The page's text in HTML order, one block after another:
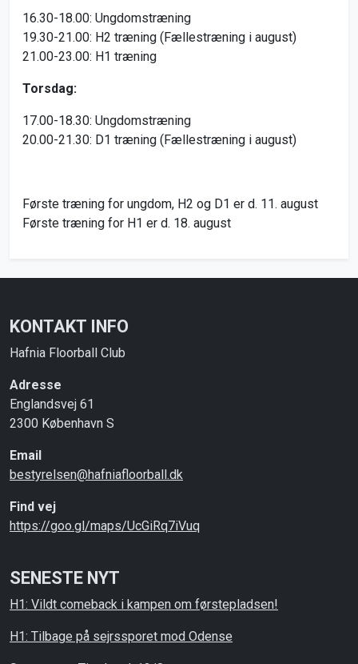
16.30-18.00: Ungdomstræning
19.30-21.00: H2 træning (Fællestræning i august)
21.00-23.00: H1 træning
Torsdag:
17.00-18.30: Ungdomstræning
20.00-21.30: D1 træning (Fællestræning i august)
Første træning for ungdom, H2 og D1 er d. 11. august
Første træning for H1 er d. 18. august
KONTAKT INFO
Hafnia Floorball Club
Adresse
Englandsvej 61
2300 København S
Email
bestyrelsen@hafniafloorball.dk
Find vej
https://goo.gl/maps/UcGiRq7iVuq
SENESTE NYT
H1: Vildt comeback i kampen om førstepladsen!
H1: Tilbage på sejrssporet mod Odense